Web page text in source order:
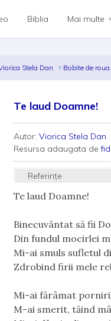
Biblia Mai multe
Stela Dan Bobite de roua
Te laud Doamne!
Autor:Viorica Stela Dan
Resursa adaugata de
Referințe
Te laud Doamne!
Binecuvântat să fii
Din fundul mocirlei
Mi-ai smuls sufletul
Zdrobind firii mele
Mi-ai fărâmat
M-ai smerit, tăind